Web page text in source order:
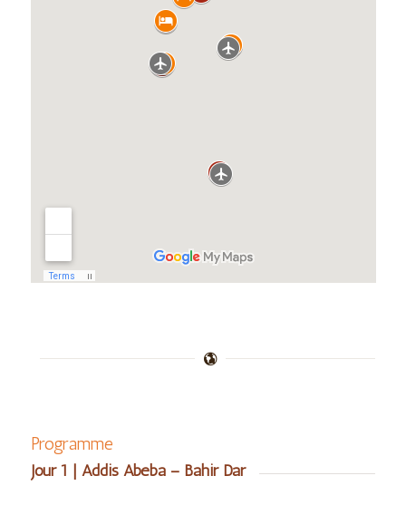
Programme
Jour 1 | Addis Abeba – Bahir Dar